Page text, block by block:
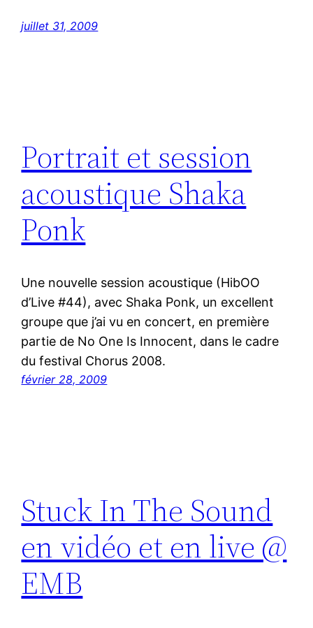
juillet 31, 2009
Portrait et session
acoustique Shaka
Ponk
Une nouvelle session acoustique (HibOO
d’Live #44), avec Shaka Ponk, un excellent
groupe que j’ai vu en concert, en première
partie de No One Is Innocent, dans le cadre
du festival Chorus 2008.
février 28, 2009
Stuck In The Sound
en vidéo et en live @
EMB